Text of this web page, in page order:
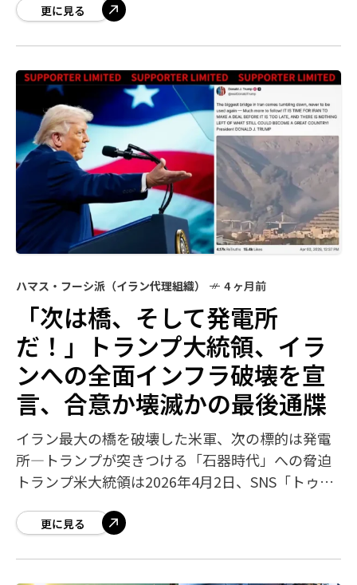
の会長、サラー・サルスール氏
更に見る
ハマス・フーシ派（イラン代理組織） 4 ヶ月前
「次は橋、そして発電所
だ！」トランプ大統領、イラ
ンへの全面インフラ破壊を宣
言、合意か壊滅かの最後通牒
イラン最大の橋を破壊した米軍、次の標的は発電
所―トランプが突きつける「石器時代」への脅迫
トランプ米大統領は2026年4月2日、SNS「トゥル
だ！」と投稿し、イランのインフラへの
更に見る